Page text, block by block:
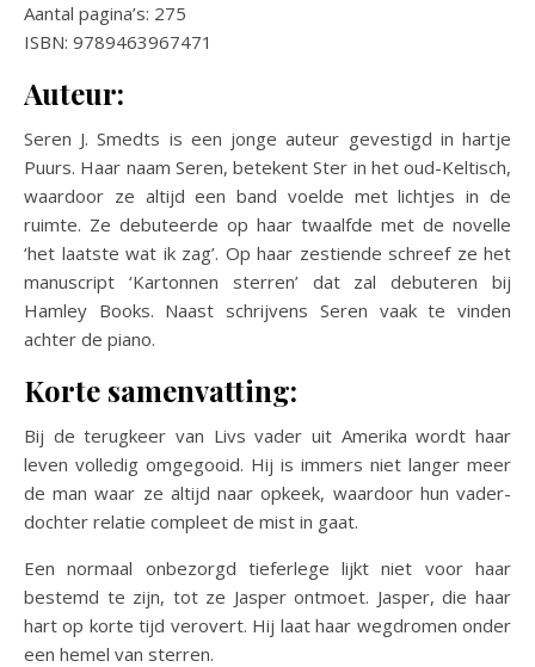
Aantal pagina’s: 275
ISBN: 9789463967471
Auteur:
Seren J. Smedts is een jonge auteur gevestigd in hartje
Puurs. Haar naam Seren, betekent Ster in het oud-Keltisch,
waardoor ze altijd een band voelde met lichtjes in de
ruimte. Ze debuteerde op haar twaalfde met de novelle
‘het laatste wat ik zag’. Op haar zestiende schreef ze het
manuscript ‘Kartonnen sterren’ dat zal debuteren bij
Hamley Books. Naast schrijvens Seren vaak te vinden
achter de piano.
Korte samenvatting:
Bij de terugkeer van Livs vader uit Amerika wordt haar
leven volledig omgegooid. Hij is immers niet langer meer
de man waar ze altijd naar opkeek, waardoor hun vader-
dochter relatie compleet de mist in gaat.
Een normaal onbezorgd tieferlege lijkt niet voor haar
bestemd te zijn, tot ze Jasper ontmoet. Jasper, die haar
hart op korte tijd verovert. Hij laat haar wegdromen onder
een hemel van sterren.